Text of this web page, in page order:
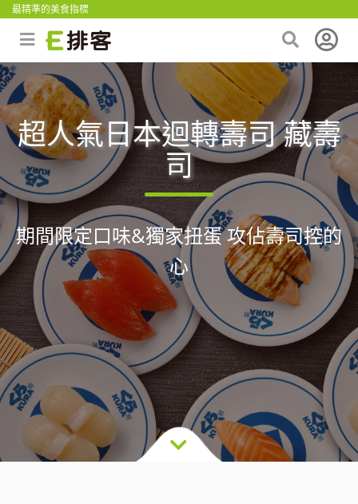
最精準的美食指標
超人氣日本迴轉壽司 藏壽
司
期間限定口味&獨家扭蛋 攻佔壽司控的
心